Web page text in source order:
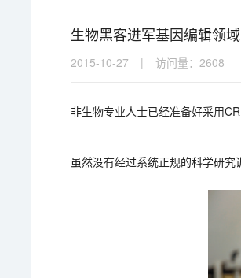
生物黑客进军基因编辑领域
2015-10-27 | 访问量：2608
非生物专业人士已经准备好采用
虽然没有经过系统正规的科学研